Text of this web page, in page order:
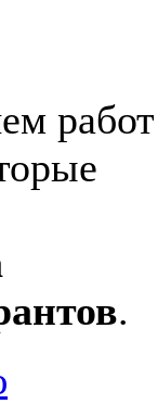
работ
.